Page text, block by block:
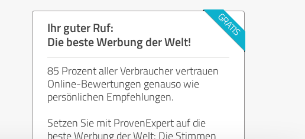
Ihr guter Ruf:
Die beste Werbung der Welt!
85 Prozent aller Verbraucher vertrauen
Online-Bewertungen genauso wie
persönlichen Empfehlungen.
Setzen Sie mit ProvenExpert auf die
beste Werbung der Welt: Die Stimmen